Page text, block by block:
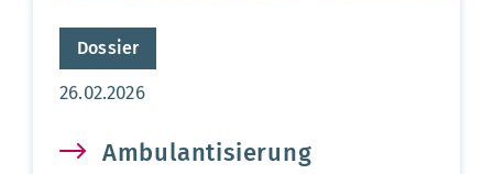
Dossier
Aktualisierungsdatum:
26.02.2026
Ambulantisierung